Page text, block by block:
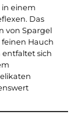
in einem
Das
von Spargel
Hauch
entfaltet sich